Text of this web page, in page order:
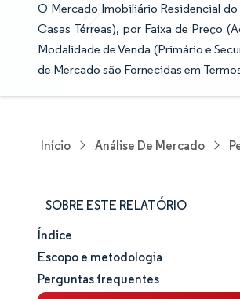
O Mercado Imobiliário Residencial
Casas Térreas), por Faixa de Preço
Modalidade de Venda (Primário e
de Mercado são Fornecidas em
Início Análise De Mercado
SOBRE ESTE RELATÓRIO
Tamanho e participação de
Análise de mercado
Índice
Escopo e metodologia
Perguntas frequentes